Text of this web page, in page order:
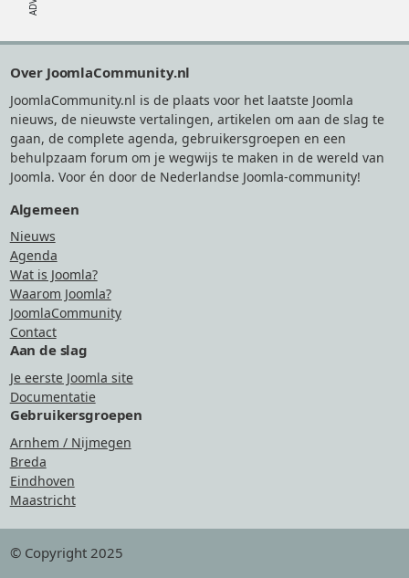
Over JoomlaCommunity.nl
JoomlaCommunity.nl is de plaats voor het laatste Joomla
nieuws, de nieuwste vertalingen, artikelen om aan de slag te
gaan, de complete agenda, gebruikersgroepen en een
behulpzaam forum om je wegwijs te maken in de wereld van
Joomla. Voor én door de Nederlandse Joomla-community!
Algemeen
Nieuws
Agenda
Wat is Joomla?
Waarom Joomla?
JoomlaCommunity
Contact
Aan de slag
Je eerste Joomla site
Documentatie
Gebruikersgroepen
Arnhem / Nijmegen
Breda
Eindhoven
Maastricht
© Copyright 2025